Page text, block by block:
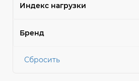
Индекс нагрузки
Бренд
Сбросить